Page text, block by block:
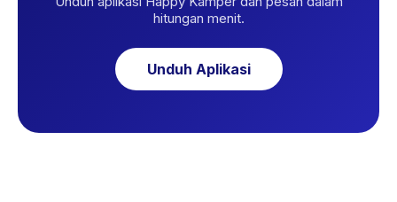
hitungan menit.
Unduh Aplikasi